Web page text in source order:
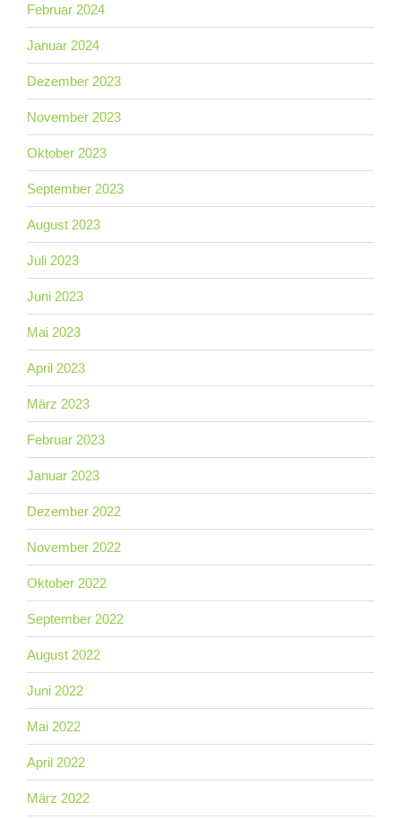
Februar 2024
Januar 2024
Dezember 2023
November 2023
Oktober 2023
September 2023
August 2023
Juli 2023
Juni 2023
Mai 2023
April 2023
März 2023
Februar 2023
Januar 2023
Dezember 2022
November 2022
Oktober 2022
September 2022
August 2022
Juni 2022
Mai 2022
April 2022
März 2022